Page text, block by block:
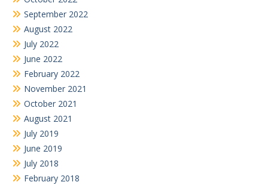
September 2022
August 2022
July 2022
June 2022
February 2022
November 2021
October 2021
August 2021
July 2019
June 2019
July 2018
February 2018